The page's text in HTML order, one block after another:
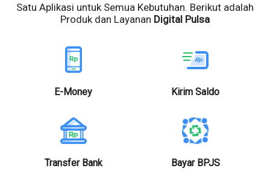
Satu Aplikasi untuk Semua Kebutuhan. Berikut adalah
Produk dan Layanan Digital Pulsa
E-Money Kirim Saldo
Transfer Bank Bayar BPJS